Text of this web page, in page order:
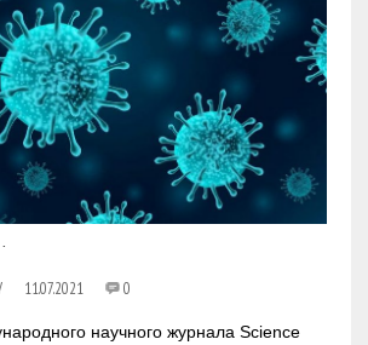
11.07.2021 0
научного журнала Science